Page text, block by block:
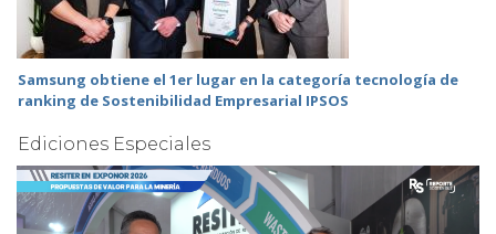
Samsung obtiene el 1er lugar en la categoría tecnología de
ranking de Sostenibilidad Empresarial IPSOS
Ediciones Especiales